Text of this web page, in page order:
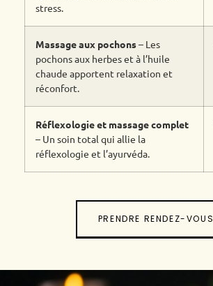
stress.
Massage aux pochons– Les
pochons aux herbes et à l’huile
chaude apportent relaxation et
réconfort.
Réflexologie et massage complet
– Un soin total qui allie la
réflexologie et l’ayurvéda.
PRENDRE RENDEZ-VOUS